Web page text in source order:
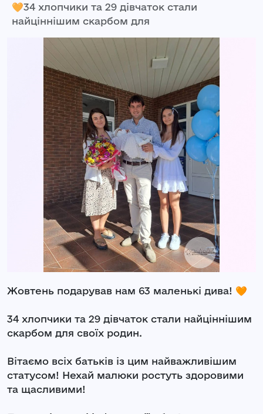
🧡34 хлопчики та 29 дівчаток стали
найціннішим скарбом для
Жовтень подарував нам 63 маленькі дива! 🧡
34 хлопчики та 29 дівчаток стали найціннішим
скарбом для своїх родин.
Вітаємо всіх батьків із цим найважливішим
статусом! Нехай малюки ростуть здоровими
та щасливими!